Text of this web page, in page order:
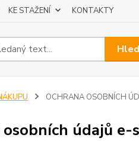
KE STAŽENÍ KONTAKTY
OCHRANA OSOBNÍCH
údajů e-